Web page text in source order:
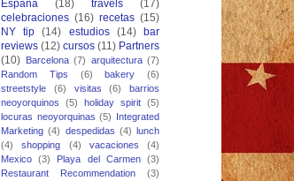
España
(18) travels
(17)
celebraciones (16) recetas (15)
NY tip
(14) estudios (14)
bar
reviews (12) cursos (11) Partners
(10) Barcelona (7) arquitectura (7)
Random Tips
(6) bakery
(6)
streetstyle
(6) visitas (6)
barrios
neoyorquinos
(5) holiday spirit (5)
locuras neoyorquinas (5) Integrated
Marketing (4) despedidas (4) lunch
(4)
shopping (4) vacaciones
(4)
Mexico
(3) Playa del Carmen
(3)
Restaurant Recommendation
(3)